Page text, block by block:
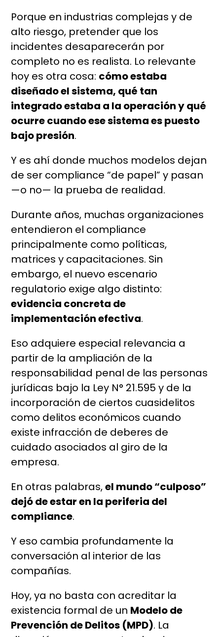
Porque en industrias complejas y de
alto riesgo, pretender que los
incidentes desaparecerán por
completo no es realista. Lo relevante
hoy es otra cosa: cómo estaba
diseñado el sistema, qué tan
integrado estaba a la operación y qué
ocurre cuando ese sistema es puesto
bajo presión.
Y es ahí donde muchos modelos dejan
de ser compliance “de papel” y pasan
—o no— la prueba de realidad.
Durante años, muchas organizaciones
entendieron el compliance
principalmente como políticas,
matrices y capacitaciones. Sin
embargo, el nuevo escenario
regulatorio exige algo distinto:
evidencia concreta de
implementación efectiva.
Eso adquiere especial relevancia a
partir de la ampliación de la
responsabilidad penal de las personas
jurídicas bajo la Ley N° 21.595 y de la
incorporación de ciertos cuasidelitos
como delitos económicos cuando
existe infracción de deberes de
cuidado asociados al giro de la
empresa.
En otras palabras,el mundo “culposo”
dejó de estar en la periferia del
compliance.
Y eso cambia profundamente la
conversación al interior de las
compañías.
Hoy, ya no basta con acreditar la
existencia formal de un Modelo de
Prevención de Delitos (MPD). La